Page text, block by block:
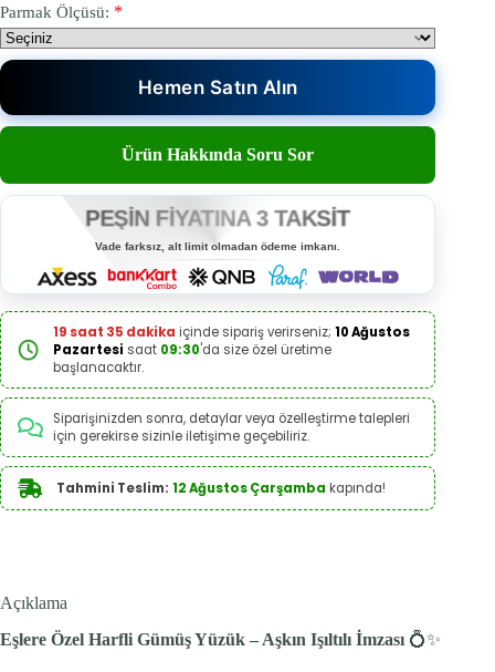
Parmak Ölçüsü: *
Hemen Satın Alın
Ürün Hakkında Soru Sor
PEŞİN FİYATINA 3 TAKSİT
Vade farksız, alt limit olmadan ödeme imkanı.
19 saat 35 dakika içinde sipariş verirseniz; 10 Ağustos
Pazartesi saat 09:30'da size özel üretime
başlanacaktır.
Siparişinizden sonra, detaylar veya özelleştirme talepleri
için gerekirse sizinle iletişime geçebiliriz.
Tahmini Teslim: 12 Ağustos Çarşamba kapında!
Açıklama
Eşlere Özel Harfli Gümüş Yüzük – Aşkın Işıltılı İmzası 💍✨